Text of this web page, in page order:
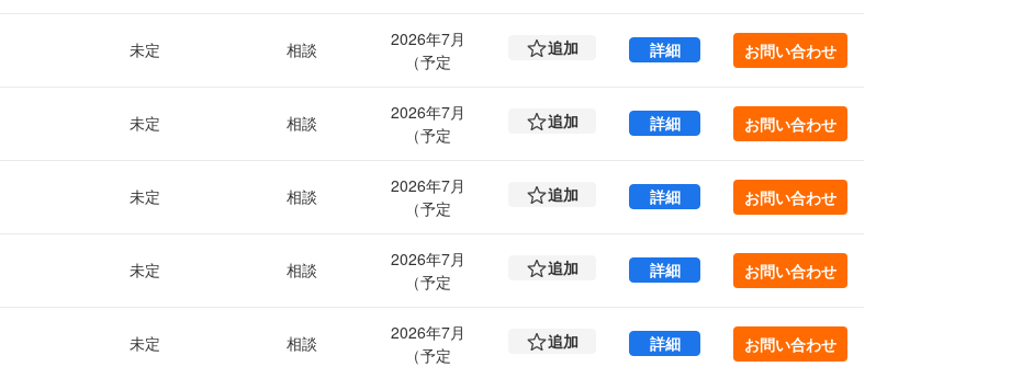
未定 相談
2026年7月
（予定
追加 詳細KiGi AKIHABARA 5 (101.59㎡) ｜外神田エリア
お問い合わせ
未定 相談
2026年7月
（予定
追加 詳細KiGi AKIHABARA 6 (101.59㎡) ｜外神田エリア
お問い合わせ
未定 相談
2026年7月
（予定
追加 詳細KiGi AKIHABARA 6 (101.59㎡) ｜外神田エリア
お問い合わせ
未定 相談
2026年7月
（予定
追加 詳細KiGi AKIHABARA 7 (101.59㎡) ｜外神田エリア
お問い合わせ
未定 相談
2026年7月
（予定
追加 詳細KiGi AKIHABARA 7 (101.59㎡) ｜外神田エリア
お問い合わせ